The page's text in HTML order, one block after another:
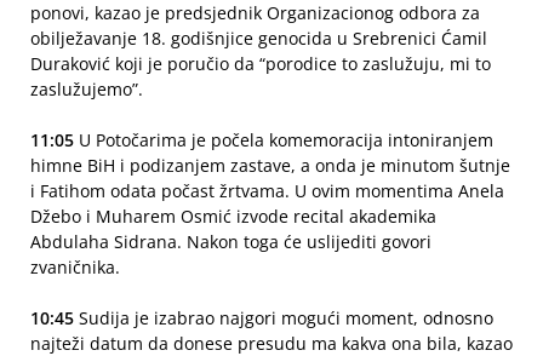
ponovi, kazao je predsjednik Organizacionog odbora za
obilježavanje 18. godišnjice genocida u Srebrenici Ćamil
Duraković koji je poručio da “porodice to zaslužuju, mi to
zaslužujemo”.
11:05 U Potočarima je počela komemoracija intoniranjem
himne BiH i podizanjem zastave, a onda je minutom šutnje
i Fatihom odata počast žrtvama. U ovim momentima Anela
Džebo i Muharem Osmić izvode recital akademika
Abdulaha Sidrana. Nakon toga će uslijediti govori
zvaničnika.
10:45 Sudija je izabrao najgori mogući moment, odnosno
najteži datum da donese presudu ma kakva ona bila, kazao